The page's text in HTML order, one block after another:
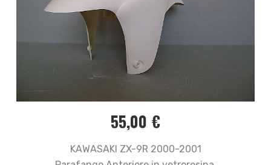
55,00 €
KAWASAKI ZX-9R 2000-2001